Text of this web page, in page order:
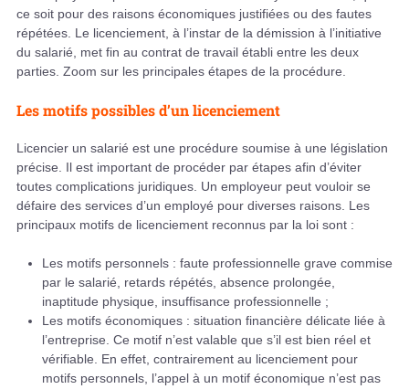
ce soit pour des raisons économiques justifiées ou des fautes
répétées. Le licenciement, à l’instar de la démission à l’initiative
du salarié, met fin au contrat de travail établi entre les deux
parties. Zoom sur les principales étapes de la procédure.
Les motifs possibles d’un licenciement
Licencier un salarié est une procédure soumise à une législation
précise. Il est important de procéder par étapes afin d’éviter
toutes complications juridiques. Un employeur peut vouloir se
défaire des services d’un employé pour diverses raisons. Les
principaux motifs de licenciement reconnus par la loi sont :
Les motifs personnels : faute professionnelle grave commise
par le salarié, retards répétés, absence prolongée,
inaptitude physique, insuffisance professionnelle ;
Les motifs économiques : situation financière délicate liée à
l’entreprise. Ce motif n’est valable que s’il est bien réel et
vérifiable. En effet, contrairement au licenciement pour
motifs personnels, l’appel à un motif économique n’est pas